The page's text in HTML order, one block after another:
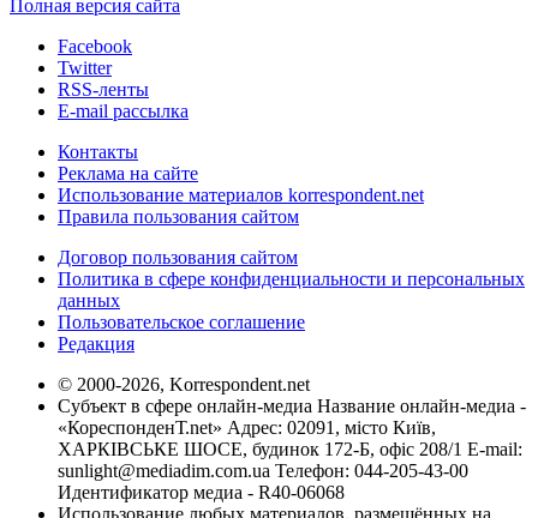
Полная версия сайта
Facebook
Twitter
RSS-ленты
E-mail рассылка
Контакты
Реклама на сайте
Использование материалов korrespondent.net
Правила пользования сайтом
Договор пользования сайтом
Политика в сфере конфиденциальности и персональных
данных
Пользовательское соглашение
Редакция
© 2000-2026, Korrespondent.net
Субъект в сфере онлайн-медиа Название онлайн-медиа -
«КореспонденТ.net» Адрес: 02091, місто Київ,
ХАРКІВСЬКЕ ШОСЕ, будинок 172-Б, офіс 208/1 E-mail:
sunlight@mediadim.com.ua Телефон: 044-205-43-00
Идентификатор медиа - R40-06068
Использование любых материалов, размещённых на